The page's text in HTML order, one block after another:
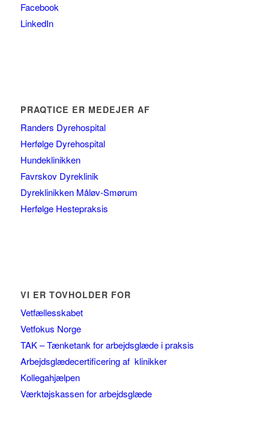
Facebook
LinkedIn
PRAQTICE ER MEDEJER AF
Randers Dyrehospital
Herfølge Dyrehospital
Hundeklinikken
Favrskov Dyreklinik
Dyreklinikken Måløv-Smørum
Herfølge Hestepraksis
VI ER TOVHOLDER FOR
Vetfællesskabet
Vetfokus Norge
TAK – Tænketank for arbejdsglæde i praksis
Arbejdsglædecertificering af klinikker
Kollegahjælpen
Værktøjskassen for arbejdsglæde